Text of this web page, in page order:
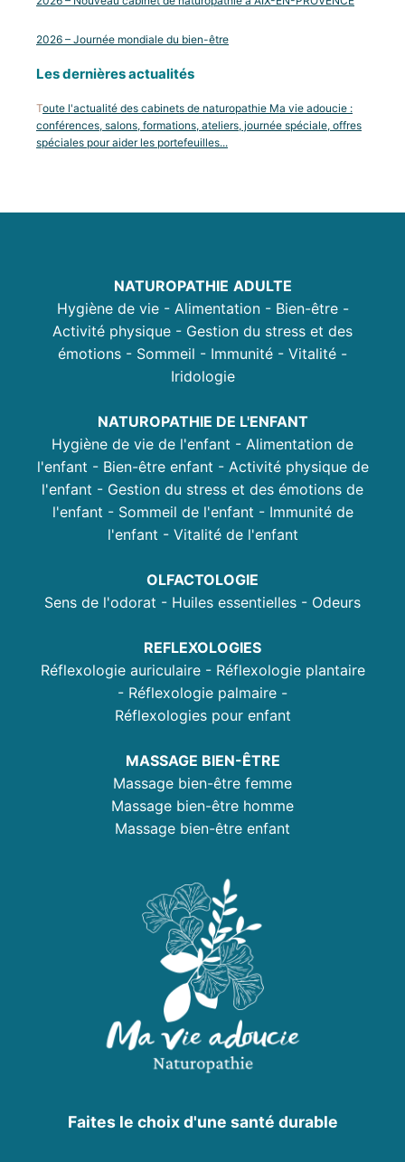
2026 – Journée mondiale du bien-être
Les dernières actualités
Toute l'actualité des cabinets de naturopathie Ma vie adoucie :
conférences, salons, formations, ateliers, journée spéciale, offres
spéciales pour aider les portefeuilles...
NATUROPATHIE ADULTE
Hygiène de vie - Alimentation - Bien-être -
Activité physique - Gestion du stress et des
émotions - Sommeil - Immunité - Vitalité -
Iridologie
NATUROPATHIE DE L'ENFANT
Hygiène de vie de l'enfant - Alimentation de
l'enfant - Bien-être enfant - Activité physique de
l'enfant - Gestion du stress et des émotions de
l'enfant - Sommeil de l'enfant - Immunité de
l'enfant - Vitalité de l'enfant
OLFACTOLOGIE
Sens de l'odorat - Huiles essentielles - Odeurs
REFLEXOLOGIES
Réflexologie auriculaire - Réflexologie plantaire
- Réflexologie palmaire -
Réflexologies pour enfant
MASSAGE BIEN-ÊTRE
Massage bien-être femme
Massage bien-être homme
Massage bien-être enfant
Faites le choix d'une santé durable